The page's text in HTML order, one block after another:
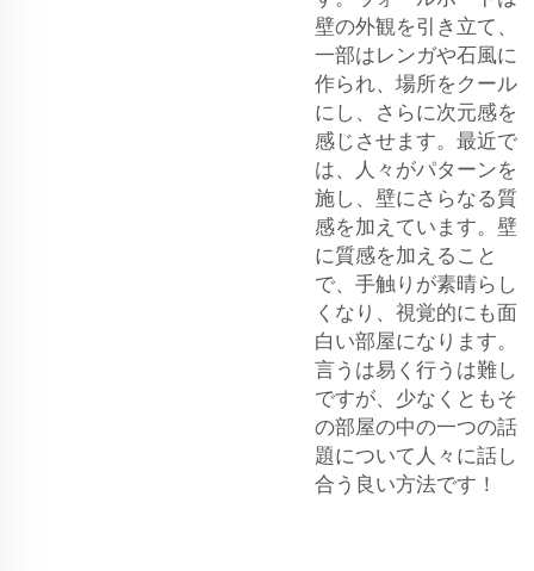
壁の外観を引き立て、
一部はレンガや石風に
作られ、場所をクール
にし、さらに次元感を
感じさせます。最近で
は、人々がパターンを
施し、壁にさらなる質
感を加えています。壁
に質感を加えること
で、手触りが素晴らし
くなり、視覚的にも面
白い部屋になります。
言うは易く行うは難し
ですが、少なくともそ
の部屋の中の一つの話
題について人々に話し
合う良い方法です！